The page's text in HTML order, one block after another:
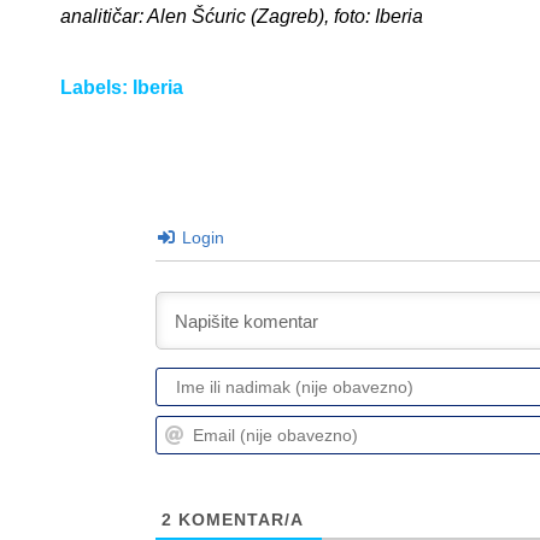
analitičar: Alen Šćuric (Zagreb), foto: Iberia
Labels: Iberia
Login
2 KOMENTAR/A